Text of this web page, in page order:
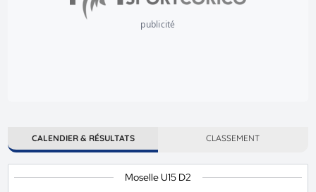
publicité
CALENDIER & RÉSULTATS CLASSEMENT
Moselle U15 D2